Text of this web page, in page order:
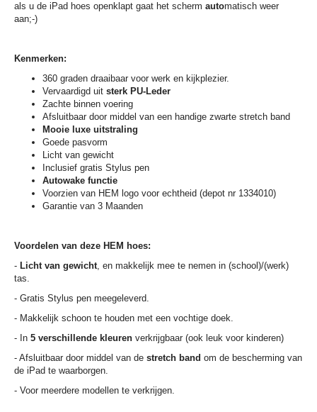
als u de iPad hoes openklapt gaat het scherm automatisch weer
aan;-)
Kenmerken:
360 graden draaibaar voor werk en kijkplezier.
Vervaardigd uit sterk PU-Leder
Zachte binnen voering
Afsluitbaar door middel van een handige zwarte stretch band
Mooie luxe uitstraling
Goede pasvorm
Licht van gewicht
Inclusief gratis Stylus pen
Autowake functie
Voorzien van HEM logo voor echtheid (depot nr 1334010)
Garantie van 3 Maanden
Voordelen van deze HEM hoes:
- Licht van gewicht, en makkelijk mee te nemen in (school)/(werk)
tas.
- Gratis Stylus pen meegeleverd.
- Makkelijk schoon te houden met een vochtige doek.
- In 5 verschillende kleuren verkrijgbaar (ook leuk voor kinderen)
- Afsluitbaar door middel van de stretch band om de bescherming van
de iPad te waarborgen.
- Voor meerdere modellen te verkrijgen.